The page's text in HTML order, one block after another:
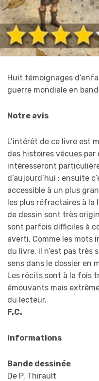
Huit témoignages
guerre mondiale en
Notre avis
L’intérêt de ce livre est
des histoires vécues
intéresseront
d’aujourd’hui ; ensuite
accessible à un plus
les plus réfractaires à
de dessin sont très
sont parfois difficiles à
averti. Comme les mots
du livre, il n’est pas très
sens dans le dossier en
Les récits sont à la fois
émouvants mais
du lecteur.
F.C.
Informations
Bande dessinée
De P. Thirault